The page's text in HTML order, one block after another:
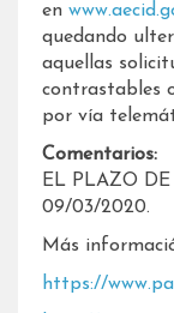
en
quedando
aquellas
contrastables
por vía
Comentarios:
EL PLAZO
09/03/2020.
Más
https://